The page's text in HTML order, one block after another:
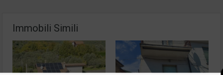
Immobili Simili